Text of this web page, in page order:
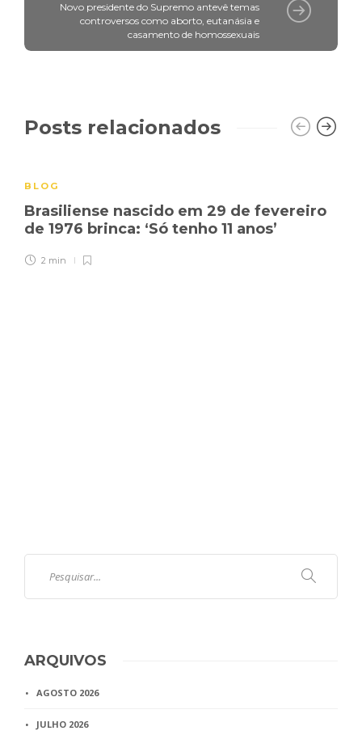
Novo presidente do Supremo antevê temas
controversos como aborto, eutanásia e
casamento de homossexuais
Posts relacionados
BLOG
Brasiliense nascido em 29 de fevereiro
de 1976 brinca: ‘Só tenho 11 anos’
2 min
ARQUIVOS
AGOSTO 2026
JULHO 2026